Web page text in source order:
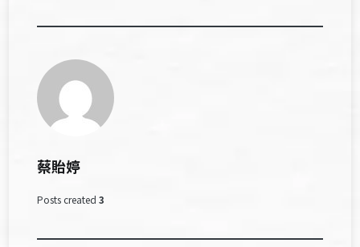
蔡貽婷
Posts created 3